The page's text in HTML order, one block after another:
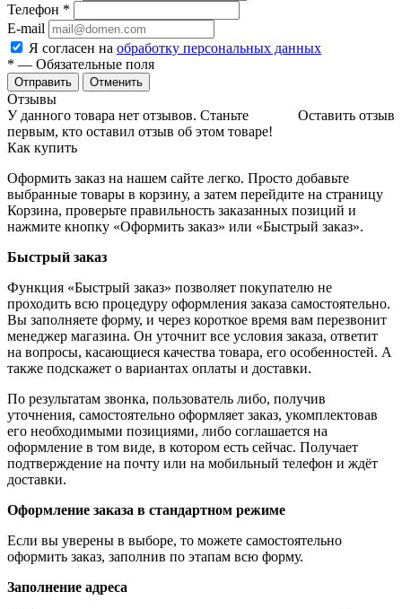
Телефон *
E-mail
Я согласен на обработку персональных данных
* — Обязательные поля
Отменить
Отзывы
Оставить отзыв
У данного товара нет отзывов. Станьте
первым, кто оставил отзыв об этом товаре!
Как купить
Оформить заказ на нашем сайте легко. Просто добавьте
выбранные товары в корзину, а затем перейдите на страницу
Корзина, проверьте правильность заказанных позиций и
нажмите кнопку «Оформить заказ» или «Быстрый заказ».
Быстрый заказ
Функция «Быстрый заказ» позволяет покупателю не
проходить всю процедуру оформления заказа самостоятельно.
Вы заполняете форму, и через короткое время вам перезвонит
менеджер магазина. Он уточнит все условия заказа, ответит
на вопросы, касающиеся качества товара, его особенностей. А
также подскажет о вариантах оплаты и доставки.
По результатам звонка, пользователь либо, получив
уточнения, самостоятельно оформляет заказ, укомплектовав
его необходимыми позициями, либо соглашается на
оформление в том виде, в котором есть сейчас. Получает
подтверждение на почту или на мобильный телефон и ждёт
доставки.
Оформление заказа в стандартном режиме
Если вы уверены в выборе, то можете самостоятельно
оформить заказ, заполнив по этапам всю форму.
Заполнение адреса